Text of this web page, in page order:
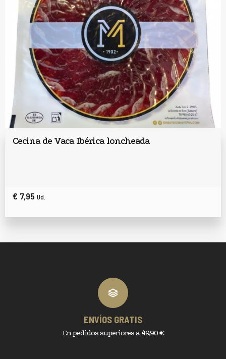
Cecina de Vaca Ibérica loncheada
€ 7,95 Ud.
ENVÍOS GRATIS
En pedidos superiores a 49,90 €